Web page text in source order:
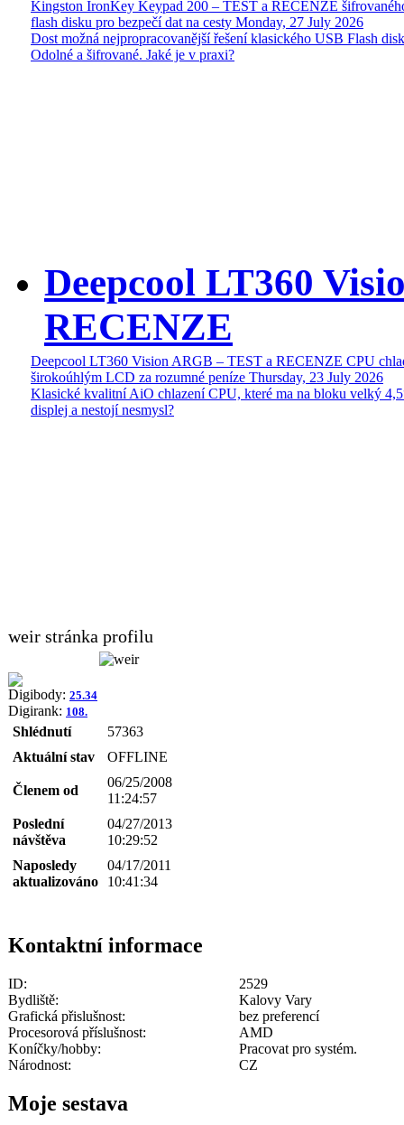
Kingston IronKey Keypad 200 – TEST a RECENZE
flash disku pro bezpečí dat na cesty Monday, 27 July 2026
Dost možná nejpropracovanější řešení klasického USB Flash
Odolné a šifrované. Jaké je v praxi?
Deepcool LT360
RECENZE
Deepcool LT360 Vision ARGB – TEST a RECENZE CPU
širokoúhlým LCD za rozumné peníze Thursday, 23 July 2026
Klasické kvalitní AiO chlazení CPU, které ma na bloku velký
displej a nestojí nesmysl?
weir stránka profilu
Digibody: 25.34
Digirank: 108.
Shlédnutí
57363
Aktuální stav
OFFLINE
Členem od
06/25/2008
11:24:57
Poslední
návštěva
04/27/2013
10:29:52
Naposledy
aktualizováno
04/17/2011
10:41:34
Kontaktní informace
ID:
2529
Bydliště:
Kalovy Vary
Grafická přislušnost:
bez preferencí
Procesorová příslušnost:
AMD
Koníčky/hobby:
Pracovat pro systém.
Národnost:
CZ
Moje sestava